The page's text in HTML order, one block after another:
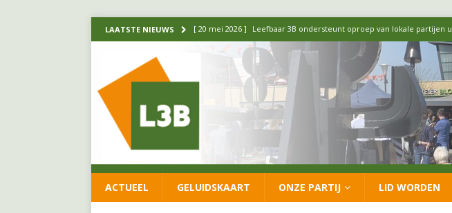
LAATSTE NIEUWS [ 14 mei 2026 ] Update over de formatie: vacature voor
[ 1 april 2026 ] Ontwikkelingen flexwoningen Oekraïners én
[ 26 juni 2026 ] Leefbaar 3B en CDA presenteren coalitieakkoord:
Leefbaar 3B kritisch op LOO2: belangen eigen
[ 20 mei 2026 ] Leefbaar 3B ondersteunt oproep van lokale partijen
ACTUEEL GELUIDSKAART ONZE PARTIJ LID WORDEN